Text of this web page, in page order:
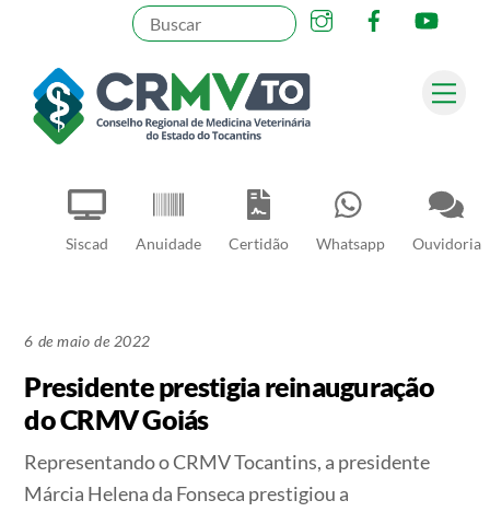
content
Siscad Anuidade Certidão Whatsapp Ouvidoria
InstagramFacebook
Pesquisar
6 de maio de 2022
Presidente prestigia reinauguração
do CRMV Goiás
Representando o CRMV Tocantins, a presidente
Márcia Helena da Fonseca prestigiou a